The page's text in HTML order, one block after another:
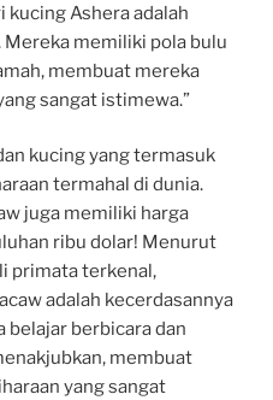
kucing Ashera adalah
Mereka memiliki pola bulu
membuat mereka
sangat istimewa.”
kucing yang termasuk
termahal di dunia.
juga memiliki harga
ribu dolar! Menurut
primata terkenal,
adalah kecerdasannya
belajar berbicara dan
membuat
yang sangat